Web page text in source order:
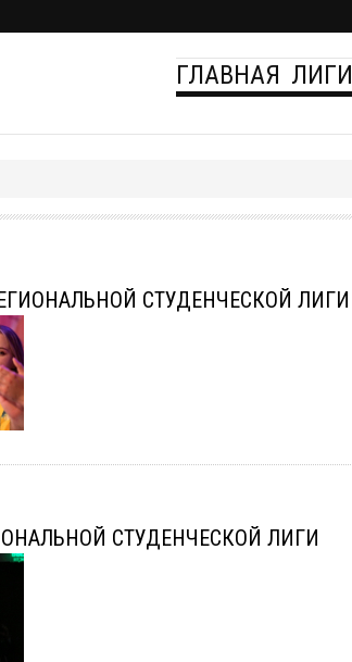
ГЛАВНАЯ ЛИГИ
СТУДЕНЧЕСКОЙ ЛИГИ
СТУДЕНЧЕСКОЙ ЛИГИ